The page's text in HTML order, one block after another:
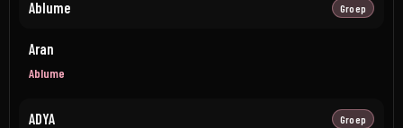
Ablume Groep
Aran
Ablume
ADYA Groep